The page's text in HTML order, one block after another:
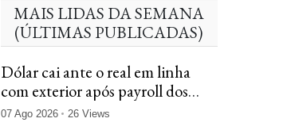
MAIS LIDAS DA SEMANA
(ÚLTIMAS PUBLICADAS)
Dólar cai ante o real em linha
com exterior após payroll dos
EUA abaixo do previsto
07 Ago 2026 26 Views